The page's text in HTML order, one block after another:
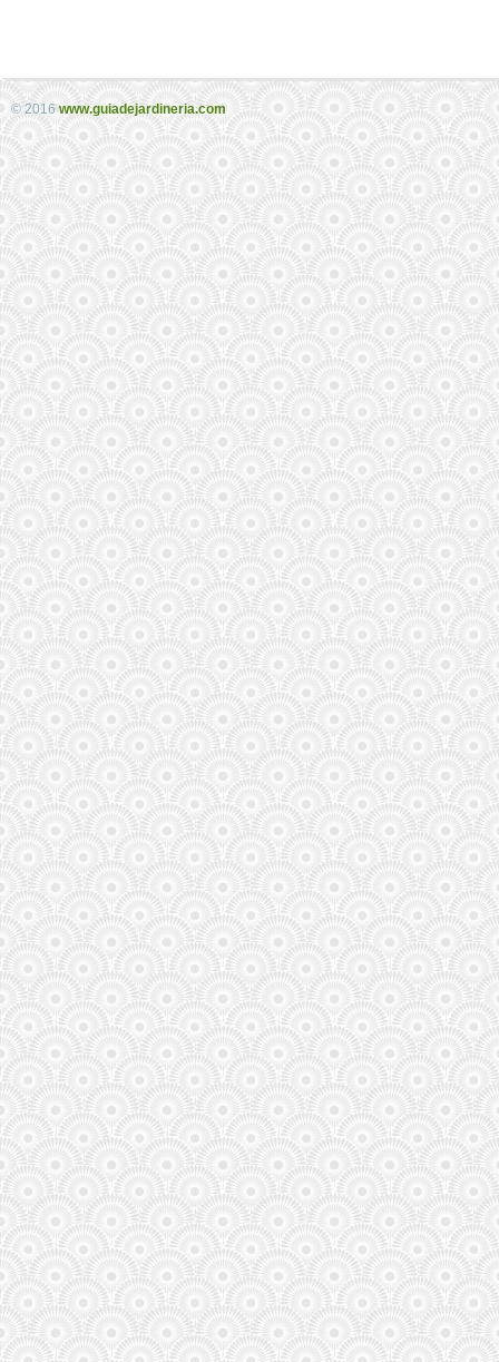
© 2016www.guiadejardineria.com